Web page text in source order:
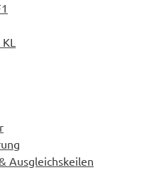
Ausgleichskeilen